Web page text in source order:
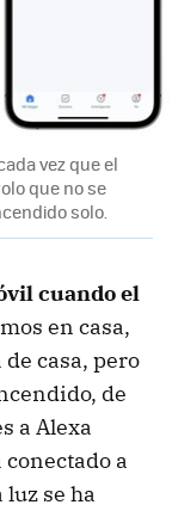
vez que el
que no se
solo.
cuando el
en casa,
casa, pero
de
a Alexa
a
se ha